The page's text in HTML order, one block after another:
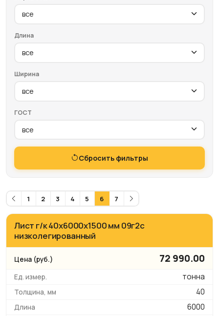
Длина
Ширина
ГОСТ
Сбросить фильтры
1 2 3 4 5 6 7
Лист г/к 40х6000х1500 мм 09г2с
низколегированный
72 990.00
тонна
40
6000